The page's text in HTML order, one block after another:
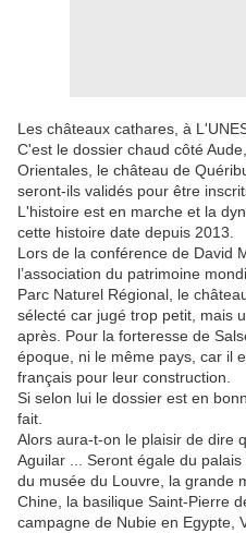
Les châteaux cathares, à
C'est le dossier chaud côté
Orientales, le château de
seront-ils validés pour être
L'histoire est en marche et la
cette histoire date depuis 2013.
Lors de la conférence de David
l’association du patrimoine
Parc Naturel Régional, le
sélecté car jugé trop petit, mais
après. Pour la forteresse de
époque, ni le même pays, car il
français pour leur construction.
Si selon lui le dossier est en
fait.
Alors aura-t-on le plaisir de dire
Aguilar
Seront égale du
du musée du Louvre, la grande
Chine, la basilique Saint-Pierre
campagne de Nubie en Egypte,